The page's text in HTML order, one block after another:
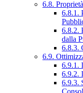
6.8.
6.8.1.
6.8.2.
dalla
6.8.3.
6.9.
6.9.1.
6.9.2.
6.9.3.